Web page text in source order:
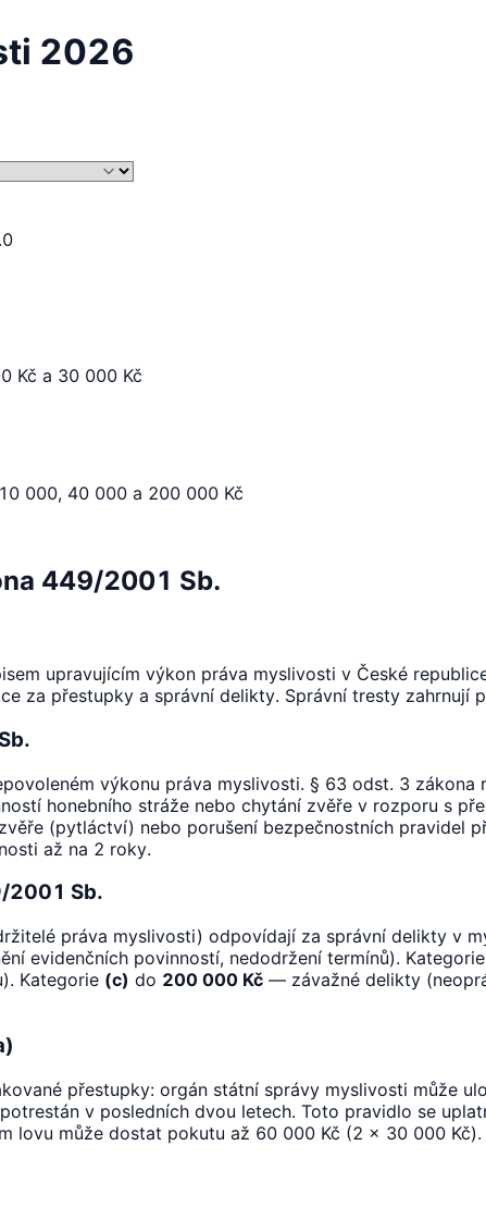
2026
Kč a 30 000 Kč
000, 40 000 a 200 000 Kč
449/2001 Sb.
upravujícím výkon práva myslivosti v České
za přestupky a správní delikty. Správní tresty zahrnují
výkonu práva myslivosti. § 63 odst. 3 zákona
honebního stráže nebo chytání zvěře v rozporu s
(pytláctví) nebo porušení bezpečnostních pravidel
až na 2 roky.
2001 Sb.
práva myslivosti) odpovídají za správní delikty v
evidenčních povinností, nedodržení termínů). Kategorie
Kategorie (c) do 200 000 Kč — závažné delikty
přestupky: orgán státní správy myslivosti může
v posledních dvou letech. Toto pravidlo se
lovu může dostat pokutu až 60 000 Kč (2 × 30 000